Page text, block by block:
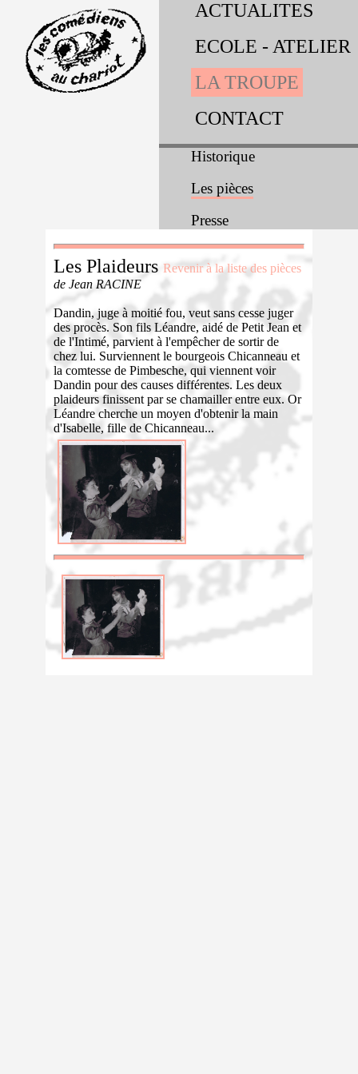
ACTUALITES
ECOLE - ATELIER
LA TROUPE
CONTACT
Historique
Les pièces
Presse
Les PlaideursRevenir à la liste des pièces
de Jean RACINE
Dandin, juge à moitié fou, veut sans cesse juger
des procès. Son fils Léandre, aidé de Petit Jean et
de l'Intimé, parvient à l'empêcher de sortir de
chez lui. Surviennent le bourgeois Chicanneau et
la comtesse de Pimbesche, qui viennent voir
Dandin pour des causes différentes. Les deux
plaideurs finissent par se chamailler entre eux. Or
Léandre cherche un moyen d'obtenir la main
d'Isabelle, fille de Chicanneau...